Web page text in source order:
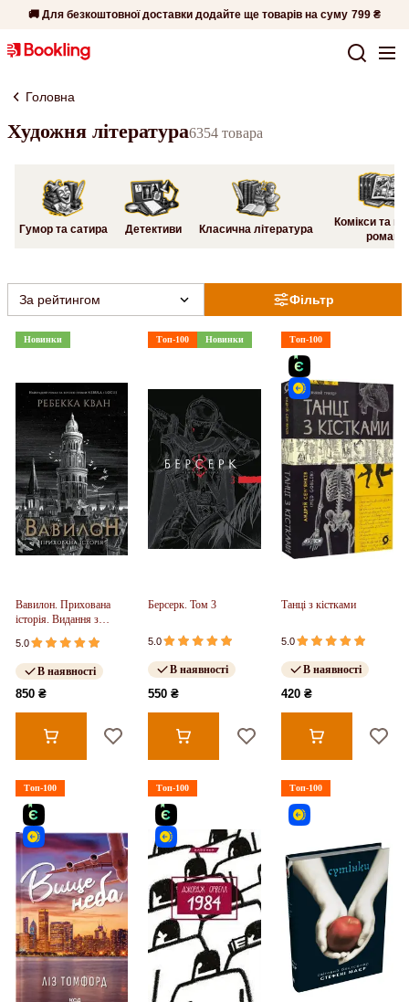
🚚 Для безкоштовної доставки додайте ще товарів на суму 799 ₴
Головна
Художня література6354 товара
Гумор та сатира Детективи Класична література
Комікси та
романи
Фільтр
За рейтингом
Новинки
Вавилон. Прихована
історія. Видання з
ілюстрованим зрізом
(у)
5.0
В наявності
850 ₴
Топ-100 Новинки
Берсерк. Том 3
5.0
В наявності
550 ₴
Топ-100
Танці з кістками
5.0
В наявності
420 ₴
Топ-100 Топ-100 Топ-100